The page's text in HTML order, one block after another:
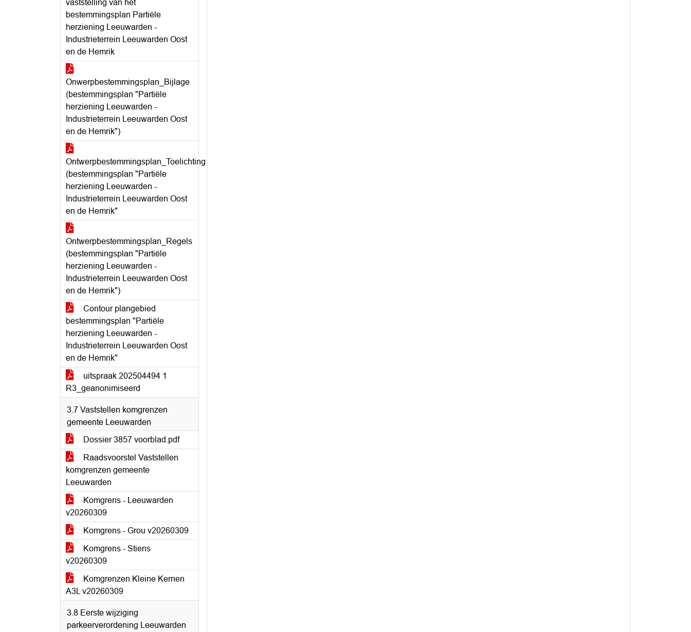
vaststelling van het
bestemmingsplan Partiële
herziening Leeuwarden -
Industrieterrein Leeuwarden Oost
en de Hemrik
Onwerpbestemmingsplan_Bijlage
(bestemmingsplan "Partiële
herziening Leeuwarden -
Industrieterrein Leeuwarden Oost
en de Hemrik")
Ontwerpbestemmingsplan_Toelichting
(bestemmingsplan "Partiële
herziening Leeuwarden -
Industrieterrein Leeuwarden Oost
en de Hemrik"
Ontwerpbestemmingsplan_Regels
(bestemmingsplan "Partiële
herziening Leeuwarden -
Industrieterrein Leeuwarden Oost
en de Hemrik")
Contour plangebied
bestemmingsplan "Partiële
herziening Leeuwarden -
Industrieterrein Leeuwarden Oost
en de Hemrik"
uitspraak 202504494 1
R3_geanonimiseerd
3.7 Vaststellen komgrenzen
gemeente Leeuwarden
Dossier 3857 voorblad.pdf
Raadsvoorstel Vaststellen
komgrenzen gemeente
Leeuwarden
Komgrens - Leeuwarden
v20260309
Komgrens - Grou v20260309
Komgrens - Stiens
v20260309
Komgrenzen Kleine Kernen
A3L v20260309
3.8 Eerste wijziging
parkeerverordening Leeuwarden